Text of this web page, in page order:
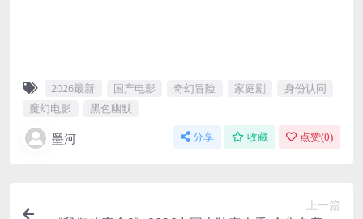
2026最新 国产电影 奇幻冒险 家庭剧
身份认同
魔幻电影
黑色幽默
墨河 分享 收藏 点赞(0)
上一篇